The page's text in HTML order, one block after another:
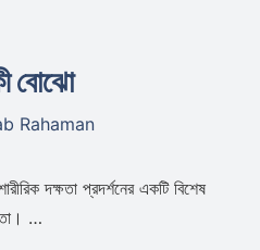
বোঝো
Rahaman
দক্ষতা প্রদর্শনের একটি বিশেষ
…